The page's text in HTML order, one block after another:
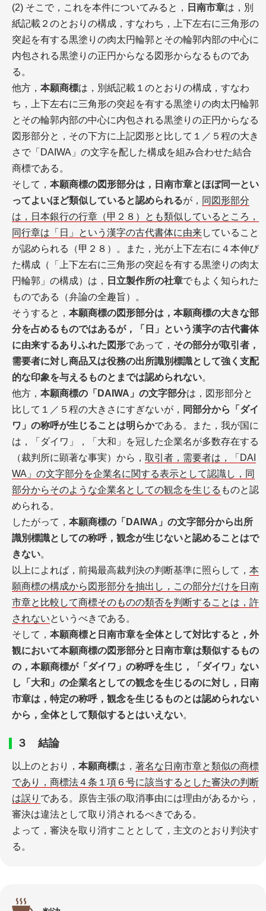
(2) そこで，これを本件についてみると， 日南市章は，別
紙記載２のとおりの構成，すなわち，上下左右に三角形の
突起を有する黒塗りの肉太円輪郭とその輪郭内部の中心に
内包される黒塗りの正円からなる図形からなるものであ
る。
他方， 本願商標は，別紙記載１のとおりの構成，すなわ
ち，上下左右に三角形の突起を有する黒塗りの肉太円輪郭
とその輪郭内部の中心に内包される黒塗りの正円からなる
図形部分と，その下方に上記図形と比して１／５程の大き
さで「DAIWA」の文字を配した構成を組み合わせた結合
商標である。
そして， 本願商標の図形部分は，日南市章とほぼ同一とい
ってよいほど類似していると認められるが， 同図形部分
は，日本銀行の行章（甲２８）とも類似しているところ，
同行章は「日」という漢字の古代書体に由来していること
が認められる（甲２８）。また，光が上下左右に４本伸び
た構成（「上下左右に三角形の突起を有する黒塗りの肉太
円輪郭」の構成）は，
日立製作所の社章でもよく知られた
ものである（弁論の全趣旨）。
そうすると， 本願商標の図形部分は，本願商標の大きな部
分を占めるものではあるが，「日」という漢字の古代書体
に由来するありふれた図形であって， その部分が取引者，
需要者に対し商品又は役務の出所識別標識として強く支配
的な印象を与えるものとまでは認められない。
他方， 本願商標の「DAIWA」の文字部分は，図形部分と
比して１／５程の大きさにすぎないが， 同部分から「ダイ
ワ」の称呼が生じることは明らかである。また，我が国に
は，「ダイワ」，「大和」を冠した企業名が多数存在する
（裁判所に顕著な事実）から， 取引者，需要者は，「DAI
WA」の文字部分を企業名に関する表示として認識し，同
部分からそのような企業名としての観念を生じる ものと認
められる。
したがって， 本願商標の「DAIWA」の文字部分から出所
識別標識としての称呼，観念が生じないと認めることはで
きない。
以上によれば，前掲最高裁判決の判断基準に照らして， 本
願商標の構成から図形部分を抽出し，この部分だけを日南
市章と比較して商標そのものの類否を判断することは，許
されないというべきである。
そして， 本願商標と日南市章を全体として対比すると，外
観において本願商標の図形部分と日南市章は類似するもの
の，本願商標が「ダイワ」の称呼を生じ，「ダイワ」ない
し「大和」の企業名としての観念を生じるのに対し，日南
市章は，特定の称呼，観念を生じるものとは認められない
から，全体として類似するとはいえない。
３ 結論
以上のとおり， 本願商標は， 著名な日南市章と類似の商標
であり，商標法４条１項６号に該当するとした審決の判断
は誤り である。原告主張の取消事由には理由があるから，
審決は違法として取り消されるべきである。
よって，審決を取り消すこととして，主文のとおり判決す
る。